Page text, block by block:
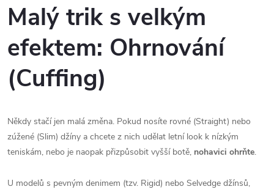
Malý trik s velkým
efektem: Ohrnování
(Cuffing)
Někdy stačí jen malá změna. Pokud nosíte rovné (Straight) nebo
zúžené (Slim) džíny a chcete z nich udělat letní look k nízkým
teniskám, nebo je naopak přizpůsobit vyšší botě, nohavici ohrňte.
U modelů s pevným denimem (tzv. Rigid) nebo Selvedge džínsů,